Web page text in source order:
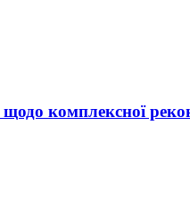
комплексної